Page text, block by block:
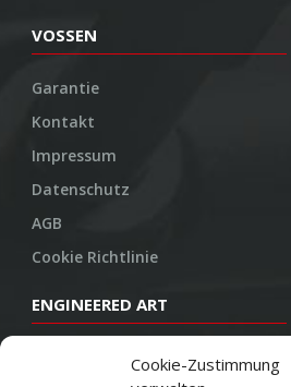
Cookie-Zustimmung
VOSSEN
Garantie
Kontakt
Impressum
Datenschutz
AGB
Cookie Richtlinie
ENGINEERED ART